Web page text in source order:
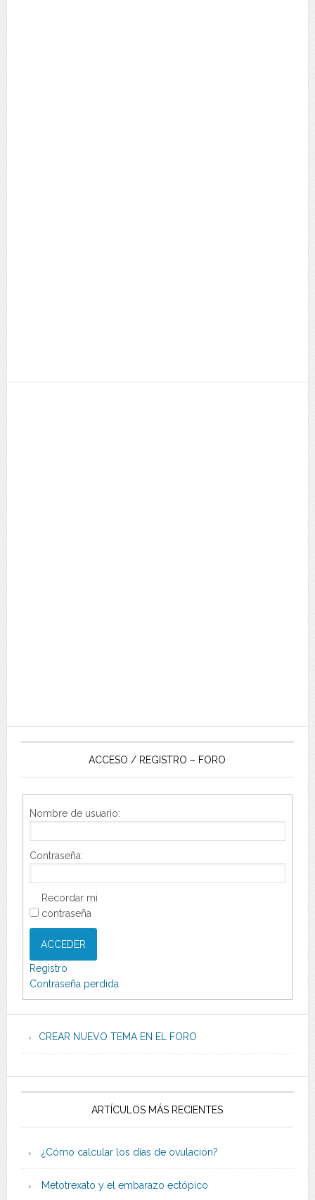
ACCESO / REGISTRO – FORO
Nombre de usuario:
Contraseña:
Recordar mi
contraseña
ACCEDER
Registro
Contraseña perdida
CREAR NUEVO TEMA EN EL FORO
ARTÍCULOS MÁS RECIENTES
¿Cómo calcular los días de ovulación?
Metotrexato y el embarazo ectópico